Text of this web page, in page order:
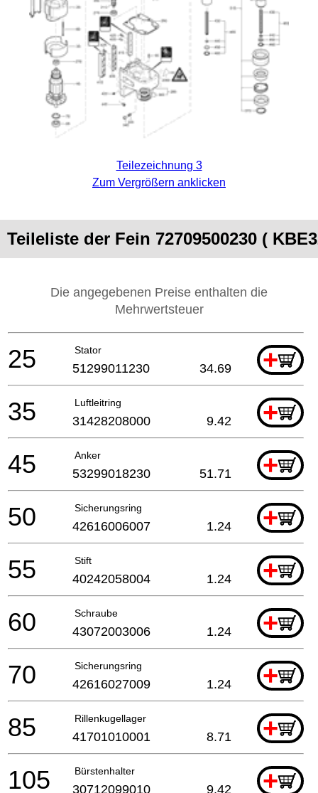
Teilezeichnung 3
Zum Vergrößern anklicken
Teileliste der Fein 72709500230 (
Die angegebenen Preise enthalten die
Mehrwertsteuer
Stator +
25 51299011230 34.69
Luftleitring +
35 31428208000 9.42
Anker +
45 53299018230 51.71
Sicherungsring +
50 42616006007 1.24
Stift +
55 40242058004 1.24
Schraube +
60 43072003006 1.24
Sicherungsring +
70 42616027009 1.24
Rillenkugellager +
85 41701010001 8.71
Bürstenhalter +
105 30712099010 9.42